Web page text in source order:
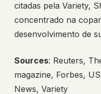
citadas pela Variety,
concentrado na
desenvolvimento de
Sources: Reuters,
magazine, Forbes,
News, Variety